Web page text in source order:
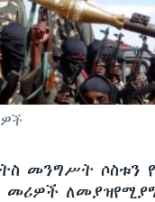
መንግሥት ሶስቱን
መሪዎች